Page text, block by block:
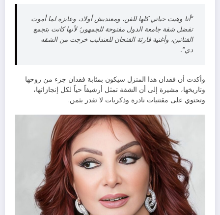
“أنا وهبت حياتي كلها للفن، ومعنديش أولاد، وعايزه لما أموت
تفضل شقة جامعة الدول مفتوحة للجمهور؛ لأنها كانت بتجمع
الفنانين، وأغنية قارئة الفنجان للعندليب خرجت من الشقه
دي”.
وأكدت أن فقدان هذا المنزل سيكون بمثابة فقدان جزء من روحها
وتاريخها، مشيرة إلى أن الشقة تمثل أرشيفاً حياً لكل إنجازاتها،
وتحتوي على مقتنيات نادرة وذكريات لا تقدر بثمن.